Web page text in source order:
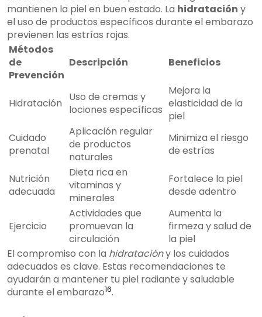
mantienen la piel en buen estado. La hidratación y
el uso de productos específicos durante el embarazo
previenen las estrías rojas.
Métodos
de
Prevención
Descripción Beneficios
Hidratación
Uso de cremas y
lociones específicas
Mejora la
elasticidad de la
piel
Cuidado
prenatal
Aplicación regular
de productos
naturales
Minimiza el riesgo
de estrías
Nutrición
adecuada
Dieta rica en
vitaminas y
minerales
Fortalece la piel
desde adentro
Ejercicio
Actividades que
promuevan la
circulación
Aumenta la
firmeza y salud de
la piel
El compromiso con la hidratacióny los cuidados
adecuados es clave. Estas recomendaciones te
ayudarán a mantener tu piel radiante y saludable
durante el embarazo16.